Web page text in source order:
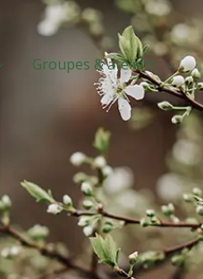
Groupes & ateliers